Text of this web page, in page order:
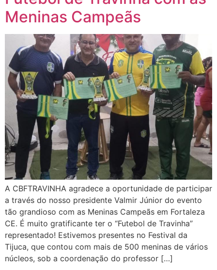
Meninas Campeãs
A CBFTRAVINHA agradece a oportunidade de participar
a través do nosso presidente Valmir Júnior do evento
tão grandioso com as Meninas Campeãs em Fortaleza
CE. É muito gratificante ter o “Futebol de Travinha”
representado! Estivemos presentes no Festival da
Tijuca, que contou com mais de 500 meninas de vários
núcleos, sob a coordenação do professor […]